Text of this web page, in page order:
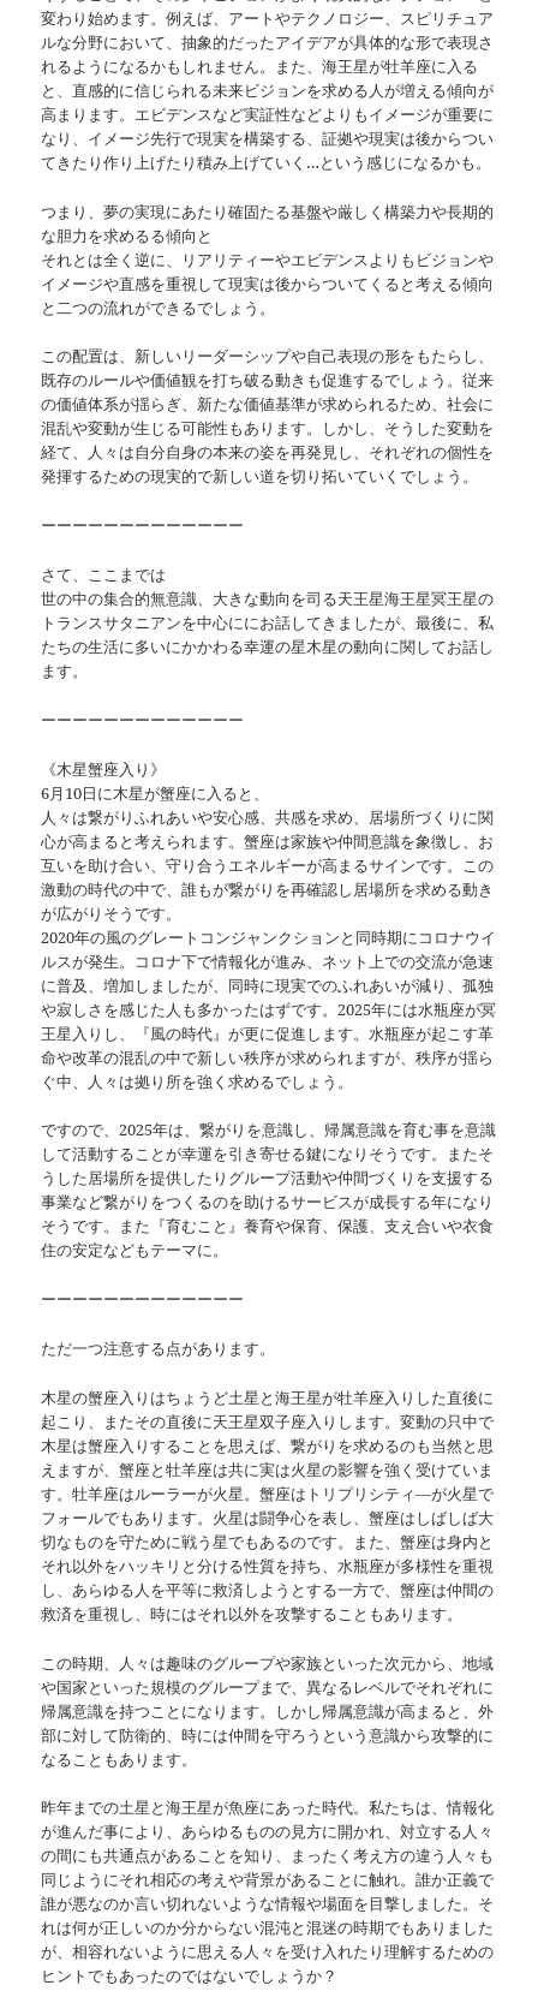
変わり始めます。例えば、アートやテクノロジー、スピリチュア
ルな分野において、抽象的だったアイデアが具体的な形で表現さ
れるようになるかもしれません。また、海王星が牡羊座に入る
と、直感的に信じられる未来ビジョンを求める人が増える傾向が
高まります。エビデンスなど実証性などよりもイメージが重要に
なり、イメージ先行で現実を構築する、証拠や現実は後からつい
てきたり作り上げたり積み上げていく…という感じになるかも。
つまり、夢の実現にあたり確固たる基盤や厳しく構築力や長期的
な胆力を求めるる傾向と
それとは全く逆に、リアリティーやエビデンスよりもビジョンや
イメージや直感を重視して現実は後からついてくると考える傾向
と二つの流れができるでしょう。
この配置は、新しいリーダーシップや自己表現の形をもたらし、
既存のルールや価値観を打ち破る動きも促進するでしょう。従来
の価値体系が揺らぎ、新たな価値基準が求められるため、社会に
混乱や変動が生じる可能性もあります。しかし、そうした変動を
経て、人々は自分自身の本来の姿を再発見し、それぞれの個性を
発揮するための現実的で新しい道を切り拓いていくでしょう。
ーーーーーーーーーーーーー
さて、ここまでは
世の中の集合的無意識、大きな動向を司る天王星海王星冥王星の
トランスサタニアンを中心ににお話してきましたが、最後に、私
たちの生活に多いにかかわる幸運の星木星の動向に関してお話し
ます。
ーーーーーーーーーーーーー
《木星蟹座入り》
6月10日に木星が蟹座に入ると、
人々は繋がりふれあいや安心感、共感を求め、居場所づくりに関
心が高まると考えられます。蟹座は家族や仲間意識を象徴し、お
互いを助け合い、守り合うエネルギーが高まるサインです。この
激動の時代の中で、誰もが繋がりを再確認し居場所を求める動き
が広がりそうです。
2020年の風のグレートコンジャンクションと同時期にコロナウイ
ルスが発生。コロナ下で情報化が進み、ネット上での交流が急速
に普及、増加しましたが、同時に現実でのふれあいが減り、孤独
や寂しさを感じた人も多かったはずです。2025年には水瓶座が冥
王星入りし、『風の時代』が更に促進します。水瓶座が起こす革
命や改革の混乱の中で新しい秩序が求められますが、秩序が揺ら
ぐ中、人々は拠り所を強く求めるでしょう。
ですので、2025年は、繋がりを意識し、帰属意識を育む事を意識
して活動することが幸運を引き寄せる鍵になりそうです。またそ
うした居場所を提供したりグループ活動や仲間づくりを支援する
事業など繋がりをつくるのを助けるサービスが成長する年になり
そうです。また『育むこと』養育や保育、保護、支え合いや衣食
住の安定などもテーマに。
ーーーーーーーーーーーーー
ただ一つ注意する点があります。
木星の蟹座入りはちょうど土星と海王星が牡羊座入りした直後に
起こり、またその直後に天王星双子座入りします。変動の只中で
木星は蟹座入りすることを思えば、繋がりを求めるのも当然と思
えますが、蟹座と牡羊座は共に実は火星の影響を強く受けていま
す。牡羊座はルーラーが火星。蟹座はトリプリシティ―が火星で
フォールでもあります。火星は闘争心を表し、蟹座はしばしば大
切なものを守ために戦う星でもあるのです。また、蟹座は身内と
それ以外をハッキリと分ける性質を持ち、水瓶座が多様性を重視
し、あらゆる人を平等に救済しようとする一方で、蟹座は仲間の
救済を重視し、時にはそれ以外を攻撃することもあります。
この時期、人々は趣味のグループや家族といった次元から、地域
や国家といった規模のグループまで、異なるレベルでそれぞれに
帰属意識を持つことになります。しかし帰属意識が高まると、外
部に対して防衛的、時には仲間を守ろうという意識から攻撃的に
なることもあります。
昨年までの土星と海王星が魚座にあった時代。私たちは、情報化
が進んだ事により、あらゆるものの見方に開かれ、対立する人々
の間にも共通点があることを知り、まったく考え方の違う人々も
同じようにそれ相応の考えや背景があることに触れ。誰か正義で
誰が悪なのか言い切れないような情報や場面を目撃しました。そ
れは何が正しいのか分からない混沌と混迷の時期でもありました
が、相容れないように思える人々を受け入れたり理解するための
ヒントでもあったのではないでしょうか？